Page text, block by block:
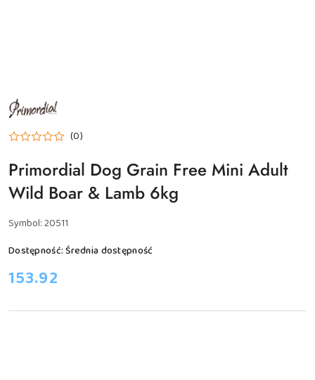
NAZWA
PRODUCENTA:
PRIMORDIAL
(0)
Primordial Dog Grain Free Mini Adult
Wild Boar & Lamb 6kg
Symbol:20511
Dostępność:Średnia dostępność
cena:
153.92